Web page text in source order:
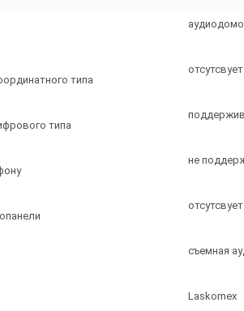
типа
отсутсвует
типа
не
отсутсвует
съемная
Laskomex